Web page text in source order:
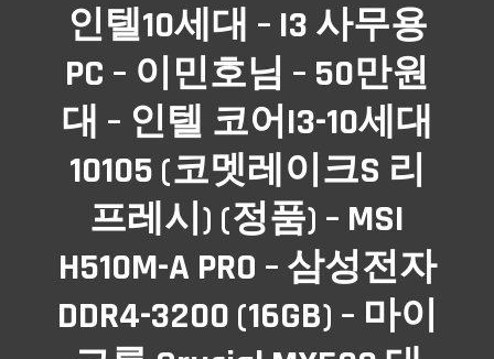
인텔10세대 – I3 사무용
PC – 이민호님 – 50만원
대 – 인텔 코어i3-10세대
10105 (코멧레이크S 리
프레시) (정품) – MSI
H510M-A PRO – 삼성전자
DDR4-3200 (16GB) – 마이